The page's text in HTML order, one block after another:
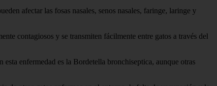
afectar las fosas nasales, senos nasales, faringe, laringe y
contagiosos y se transmiten fácilmente entre gatos a través del
esta enfermedad es la Bordetella bronchiseptica, aunque otras